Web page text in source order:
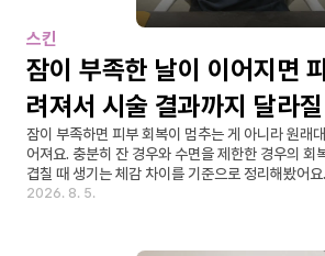
스킨
잠이 부족한 날이 이어지면
려져서 시술 결과까지 달라
잠이 부족하면 피부 회복이 멈추는 게 아니라 원래
어져요. 충분히 잔 경우와 수면을 제한한 경우의 회
겹칠 때 생기는 체감 차이를 기준으로 정리해봤어요.
2026. 8. 5.